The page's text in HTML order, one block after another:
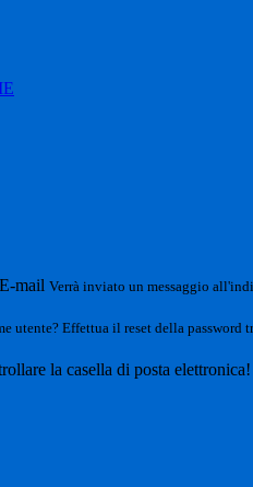
E-mail Verrà inviato un messaggio
utente? Effettua il reset della password
la casella di posta elettronica!